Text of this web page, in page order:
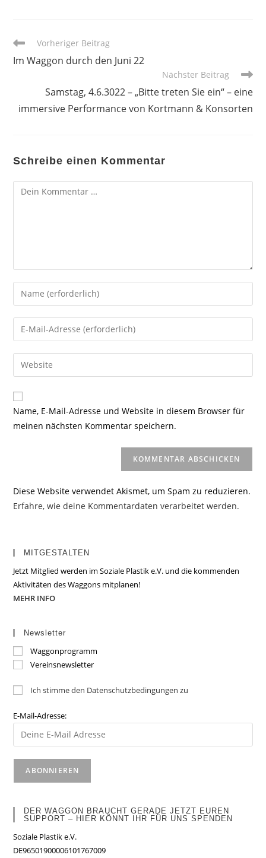
Weitere
ansehen
Vorheriger Beitrag
Im Waggon durch den Juni 22
Nächster Beitrag
Samstag, 4.6.3022 – „Bitte treten Sie ein“ – eine
immersive Performance von Kortmann & Konsorten
Schreibe einen Kommentar
Kommentar
Gib
deinen
Namen
oder
zum
Kommentieren
ein
Gib
deine
E-
Mail-
zum
Kommentieren
ein
Gib
deine
Website-
URL
Name, E-Mail-Adresse und Website in diesem Browser für
meinen nächsten Kommentar speichern.
Diese Website verwendet Akismet, um Spam zu reduzieren.
Erfahre, wie deine Kommentardaten verarbeitet werden.
MITGESTALTEN
Jetzt Mitglied werden im Soziale Plastik e.V. und die kommenden
Aktivitäten des Waggons mitplanen!
MEHR INFO
Newsletter
Waggonprogramm
Vereinsnewsletter
Ich stimme den Datenschutzbedingungen zu
E-Mail-Adresse:
DER WAGGON BRAUCHT GERADE JETZT EUREN
SUPPORT – HIER KÖNNT IHR FÜR UNS SPENDEN
Soziale Plastik e.V.
DE96501900006101767009